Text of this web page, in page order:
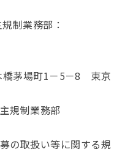
制業務部：
橋茅場町1－5－8 東京
規制業務部
の取扱い等に関する規